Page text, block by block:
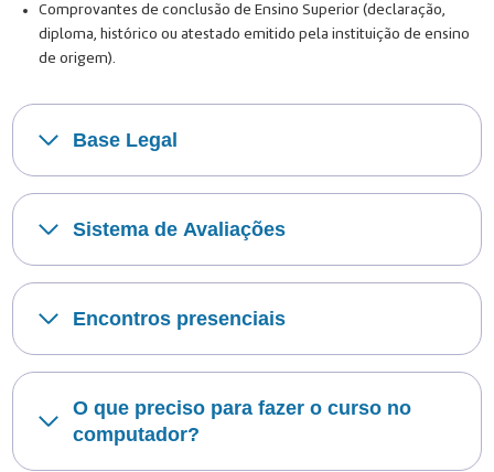
Comprovantes de conclusão de Ensino Superior (declaração,
diploma, histórico ou atestado emitido pela instituição de ensino
de origem).
Base Legal
Sistema de Avaliações
Encontros presenciais
O que preciso para fazer o curso no
computador?